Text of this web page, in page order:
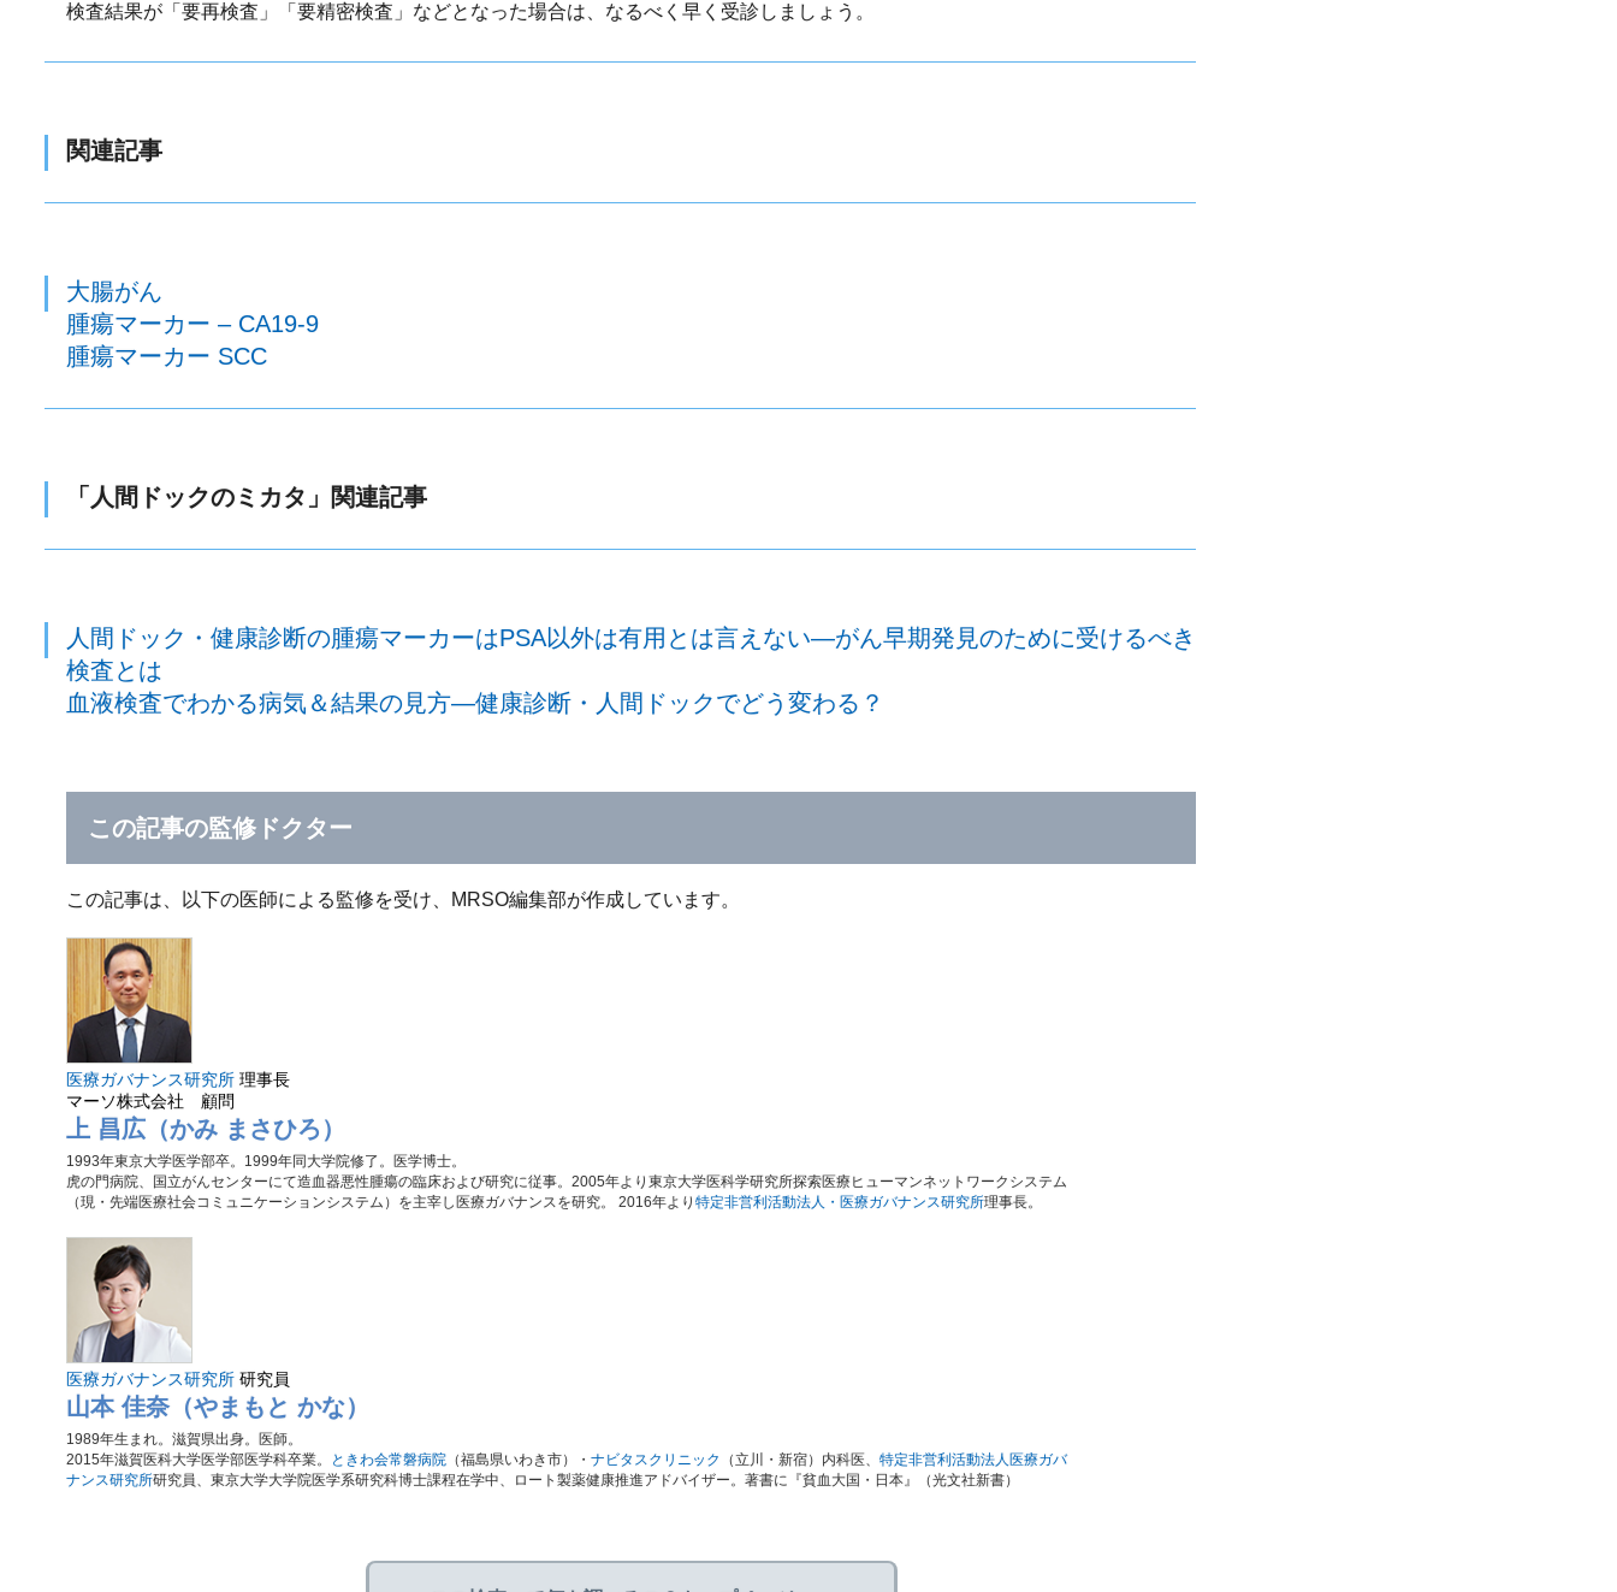
検査結果が「要再検査」「要精密検査」などとなった場合は、なるべく早く受診しましょう。
関連記事
大腸がん
腫瘍マーカー – CA19-9
腫瘍マーカー SCC
「人間ドックのミカタ」関連記事
人間ドック・健康診断の腫瘍マーカーはPSA以外は有用とは言えない―がん早期発見のために受けるべき
検査とは
血液検査でわかる病気＆結果の見方―健康診断・人間ドックでどう変わる？
この記事の監修ドクター
この記事は、以下の医師による監修を受け、MRSO編集部が作成しています。
医療ガバナンス研究所 理事長
マーソ株式会社 顧問
上 昌広（かみ まさひろ）
1993年東京大学医学部卒。1999年同大学院修了。医学博士。
虎の門病院、国立がんセンターにて造血器悪性腫瘍の臨床および研究に従事。2005年より東京大学医科学研究所探索医療ヒューマンネットワークシステム
（現・先端医療社会コミュニケーションシステム）を主宰し医療ガバナンスを研究。 2016年より 特定非営利活動法人・医療ガバナンス研究所理事長。
医療ガバナンス研究所 研究員
山本 佳奈（やまもと かな）
1989年生まれ。滋賀県出身。医師。
2015年滋賀医科大学医学部医学科卒業。
ときわ会常磐病院 （福島県いわき市）・ ナビタスクリニック （立川・新宿）内科医、 特定非営利活動法人医療ガバ
ナンス研究所研究員、東京大学大学院医学系研究科博士課程在学中、ロート製薬健康推進アドバイザー。著書に『貧血大国・日本』（光文社新書）